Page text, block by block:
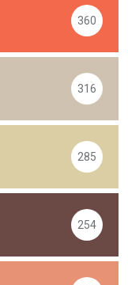
360
316
285
254